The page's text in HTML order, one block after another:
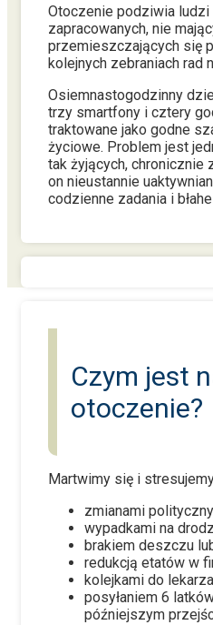
Otoczenie podziwia ludzi
zapracowanych, nie
przemieszczających się
kolejnych zebraniach rad
Osiemnastogodzinny
trzy smartfony i cztery
traktowane jako godne
życiowe. Problem jest
tak żyjących, chronicznie
on nieustannie
codzienne zadania i
Czym jest
otoczenie?
Martwimy się i
zmianami
wypadkami na
brakiem deszczu
redukcją etatów w
kolejkami do
posyłaniem 6
późniejszym